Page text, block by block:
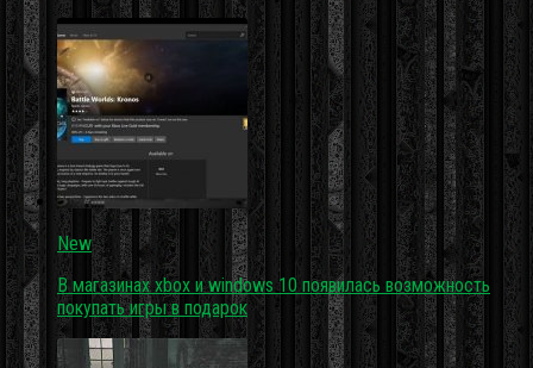
New
В магазинах xbox и windows 10 появилась возможность
покупать игры в подарок